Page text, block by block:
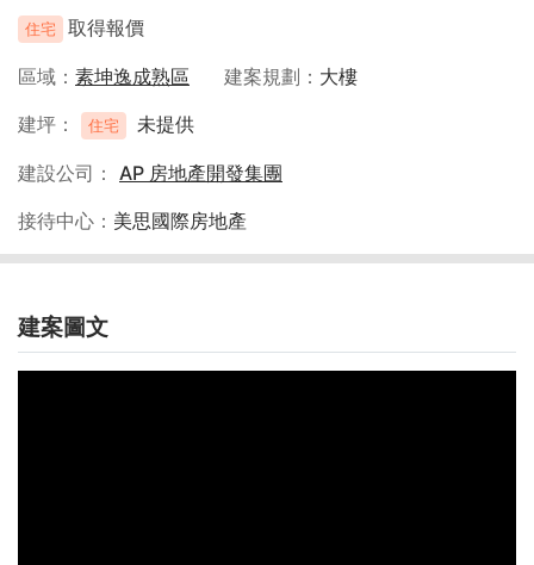
住宅 取得報價
區域 素坤逸成熟區 建案規劃
大樓
建坪
住宅 未提供
建設公司
AP 房地產開發集團
接待中心
美思國際房地產
建案圖文